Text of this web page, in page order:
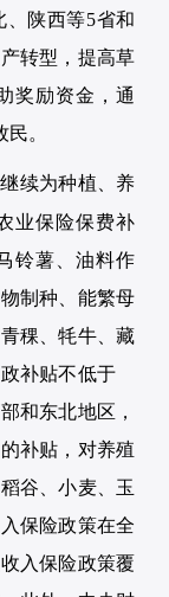
陕西等5省和
转型，提高草
奖励资金，通
。
续为种植、养
业保险保费补
铃薯、油料作
制种、能繁母
稞、牦牛、藏
政补贴不低于
和东北地区，
补贴，对养殖
谷、小麦、玉
保险政策在全
入保险政策覆